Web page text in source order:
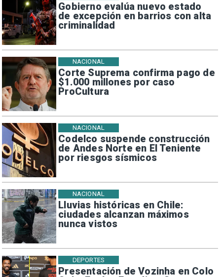
Gobierno evalúa nuevo estado
de excepción en barrios con alta
criminalidad
Corte Suprema confirma pago de
$1.000 millones por caso
ProCultura
NACIONAL
Codelco suspende construcción
de Andes Norte en El Teniente
por riesgos sísmicos
NACIONAL
Lluvias históricas en Chile:
ciudades alcanzan máximos
nunca vistos
NACIONAL
Presentación de Vozinha en Colo
DEPORTES